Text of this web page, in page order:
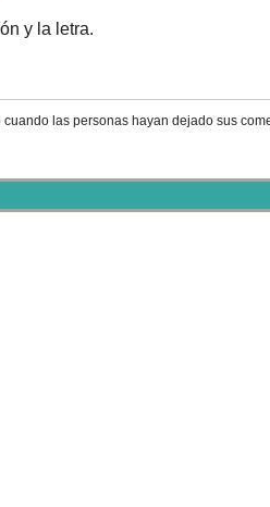
y la letra.
las personas hayan dejado sus